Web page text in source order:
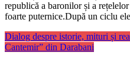
republică a baronilor și a
foarte puternice.După un ciclu
Dialog despre istorie, mituri și
Cantemir” din Darabani